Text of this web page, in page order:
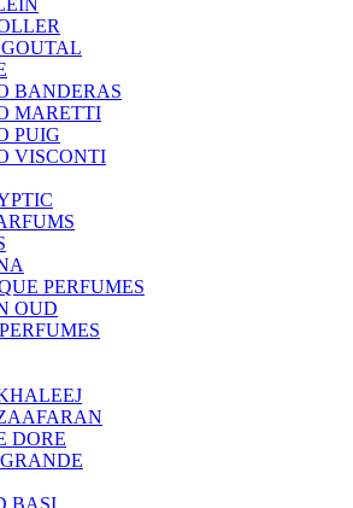
BANDERAS
MARETTI
PUIG
VISCONTI
PERFUMES
OUD
DORE
BASI